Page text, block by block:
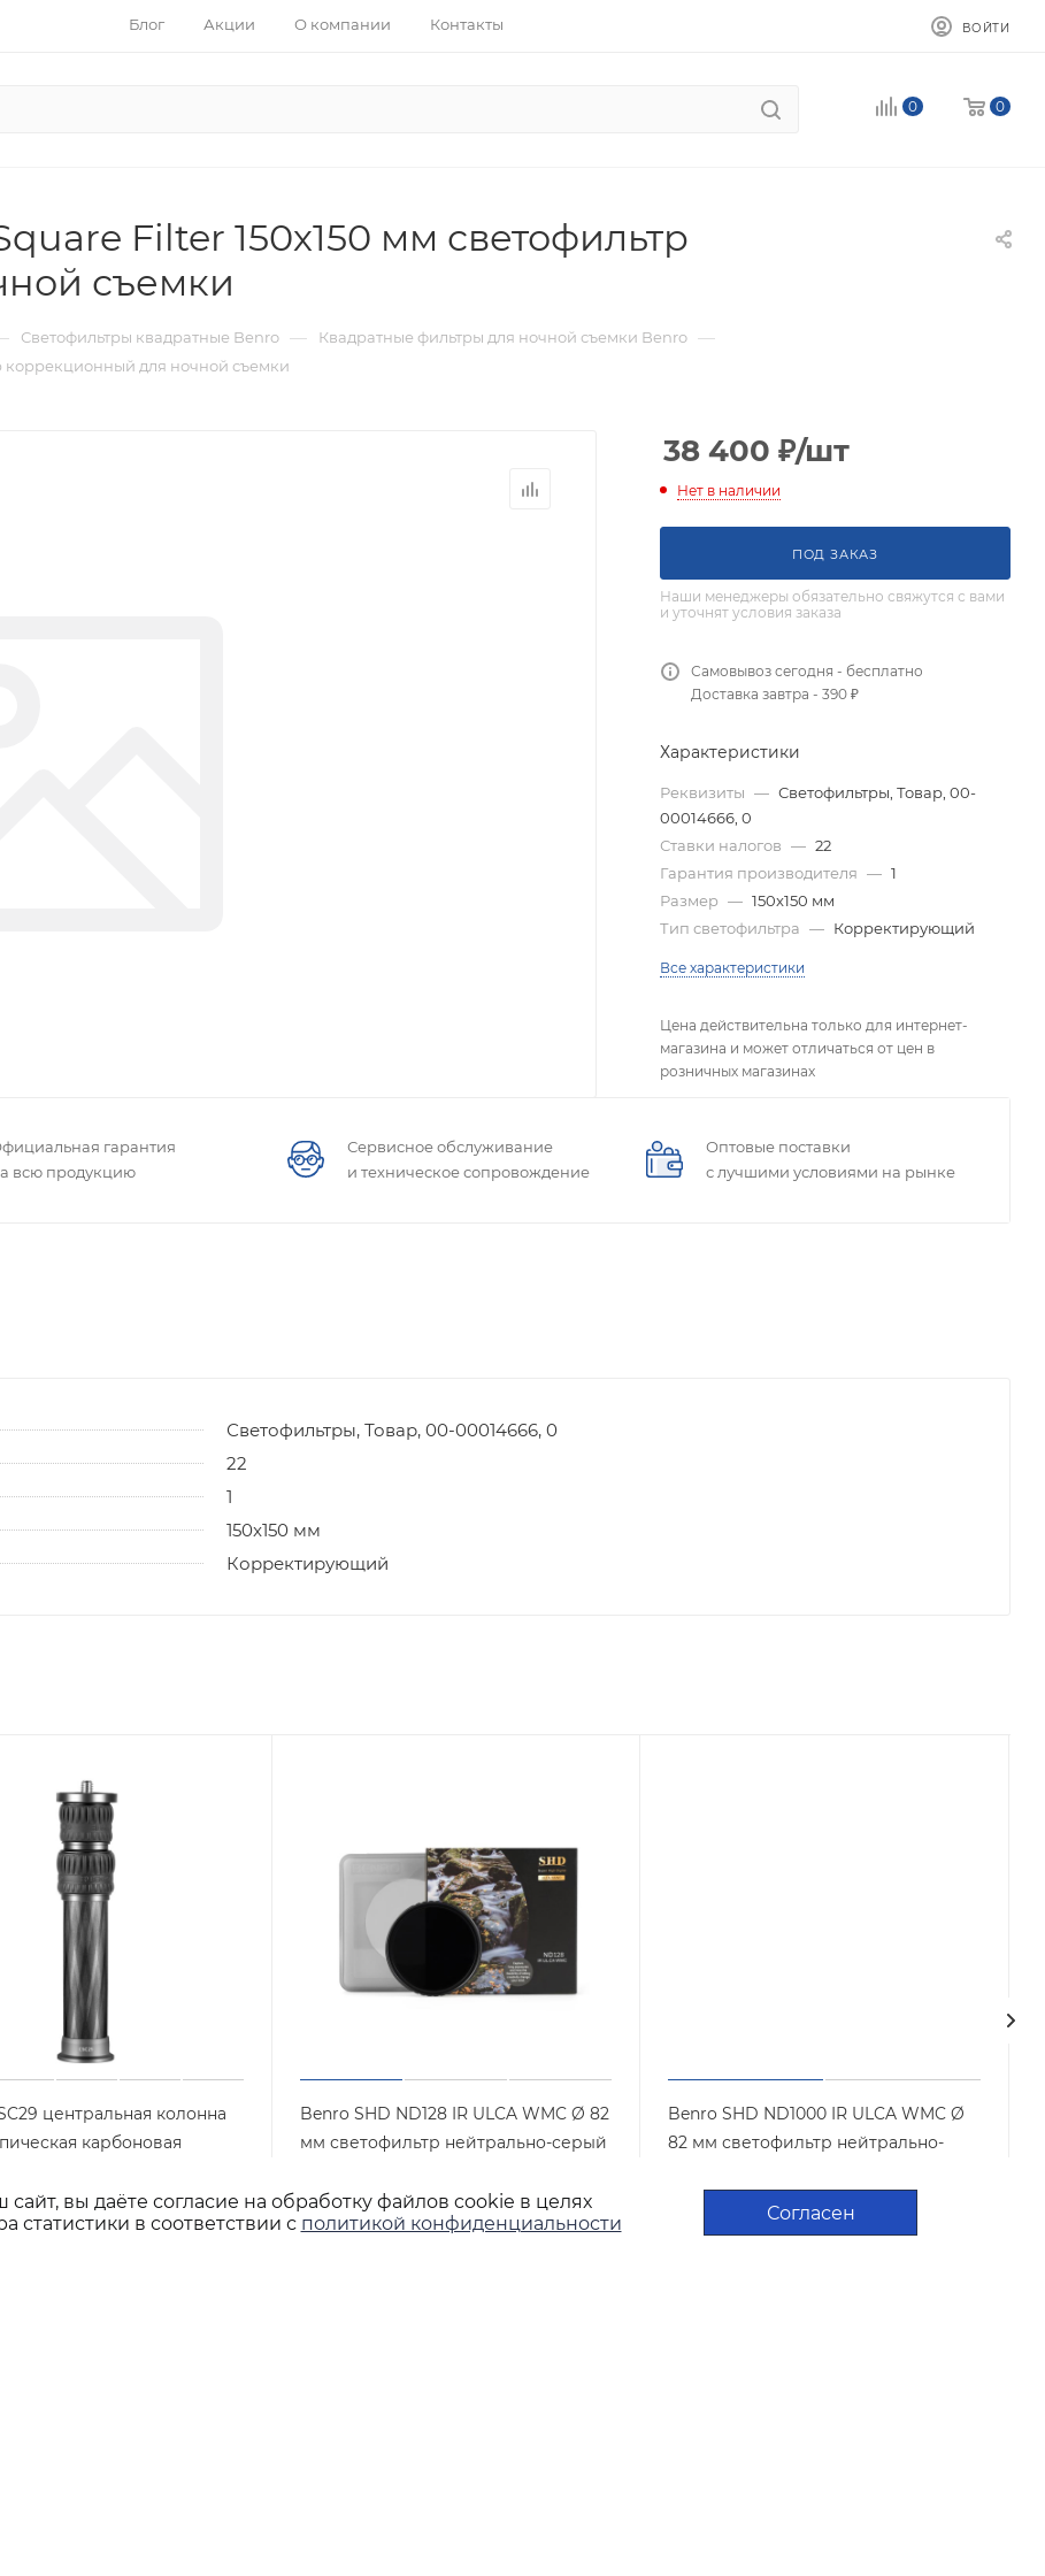
вы даёте согласие на обработку файлов cookie в целях
статистики в соответствии с политикой конфиденциальности Согласен
Блог Акции О компании Контакты ВОЙТИ
0 0
Filter 150х150 мм светофильтр
съемки
Светофильтры квадратные Benro — Квадратные фильтры для ночной съемки Benro —
коррекционный для ночной съемки
гарантия
всю продукцию
Сервисное обслуживание
и техническое сопровождение
Оптовые поставки
с лучшими условиями на рынке
Светофильтры, Товар, 00-00014666, 0
22
1
150x150 мм
Корректирующий
центральная колонна
карбоновая
Benro SHD ND128 IR ULCA WMC Ø 82
мм светофильтр нейтрально-серый
Benro SHD ND1000 IR ULCA WMC Ø
82 мм светофильтр нейтрально-
38 400 ₽/шт
Нет в наличии
ПОД ЗАКАЗ
Наши менеджеры обязательно свяжутся с вами
и уточнят условия заказа
Самовывоз сегодня - бесплатно
Доставка завтра - 390 ₽
Характеристики
Реквизиты — Светофильтры, Товар, 00-
00014666, 0
Ставки налогов — 22
Гарантия производителя — 1
Размер — 150x150 мм
Тип светофильтра — Корректирующий
Все характеристики
Цена действительна только для интернет-
магазина и может отличаться от цен в
розничных магазинах